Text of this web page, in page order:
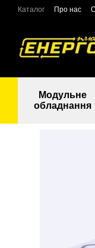
Перейти до
Каталог Про нас
Модульне
обладнання